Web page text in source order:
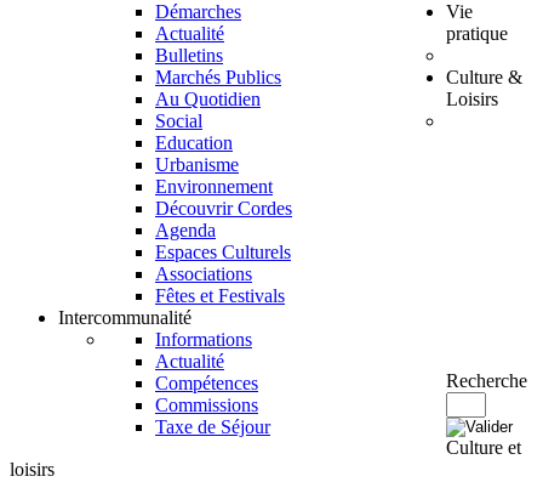
Démarches
Actualité
Bulletins
Marchés Publics
Vie
pratique
Au Quotidien
Social
Education
Urbanisme
Environnement
Culture &
Loisirs
Découvrir Cordes
Agenda
Espaces Culturels
Associations
Fêtes et Festivals
Intercommunalité
Informations
Actualité
Compétences
Commissions
Taxe de Séjour
Recherche
Culture et
loisirs